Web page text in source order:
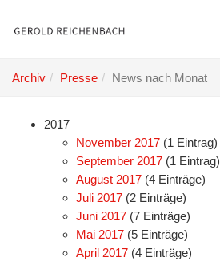
Archiv Presse News nach Monat
2017
November 2017 (1 Eintrag)
September 2017 (1 Eintrag)
August 2017 (4 Einträge)
Juli 2017 (2 Einträge)
Juni 2017 (7 Einträge)
Mai 2017 (5 Einträge)
April 2017 (4 Einträge)